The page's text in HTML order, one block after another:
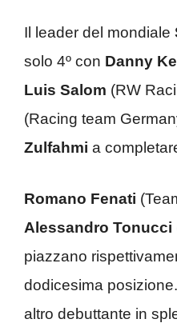
Il leader del mondiale
solo 4º con Danny
Luis Salom (RW
(Racing team
Zulfahmi a
Romano Fenati
Alessandro Tonucci
piazzano
dodicesima
altro debuttante in